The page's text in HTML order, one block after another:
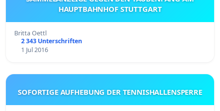
HAUPTBAHNHOF STUTTGART
Britta Oettl
2 343 Unterschriften
1 Jul 2016
SOFORTIGE AUFHEBUNG DER TENNISHALLENSPERRE